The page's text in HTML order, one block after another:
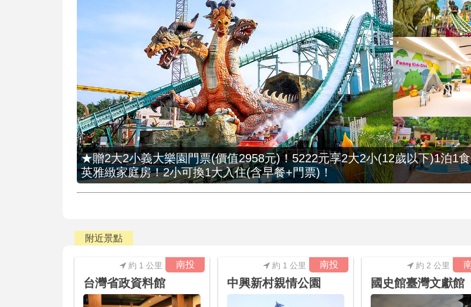
★贈2大2小義大樂園門票(價值2958元)！5222元享2大2小(12歲以下)1泊1
英雅緻家庭房！2小可換1大入住(含早餐+門票)！
附近景點
南投
約 1 公里
台灣省政資料館
南投
約 1 公里
中興新村親情公園
約 2 公里
國史館臺灣文獻館